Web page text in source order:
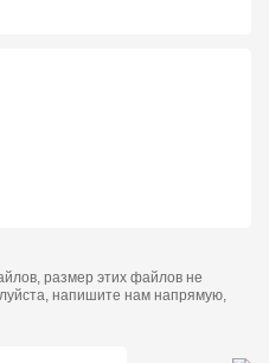
размер этих файлов не
напишите нам напрямую,